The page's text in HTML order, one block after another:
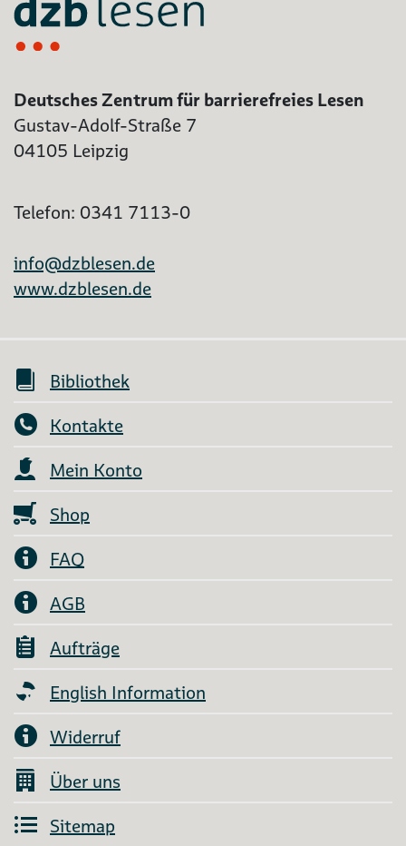
Deutsches Zentrum für barrierefreies Lesen
Gustav-Adolf-Straße 7
04105 Leipzig
Telefon: 0341 7113-0
info@dzblesen.de
www.dzblesen.de
Bibliothek
Kontakte
Mein Konto
Shop
FAQ
AGB
Aufträge
English Information
Widerruf
Über uns
Sitemap